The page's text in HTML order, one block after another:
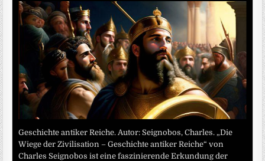
Geschichte antiker Reiche. Autor: Seignobos, Charles. „Die
Wiege der Zivilisation – Geschichte antiker Reiche“ von
Charles Seignobos ist eine faszinierende Erkundung der